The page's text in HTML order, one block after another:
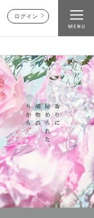
ログイン